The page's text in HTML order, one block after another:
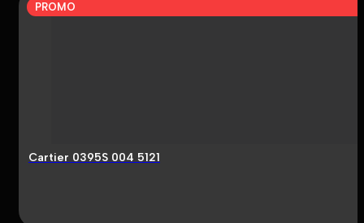
PROMO
Cartier 0395S 004 5121